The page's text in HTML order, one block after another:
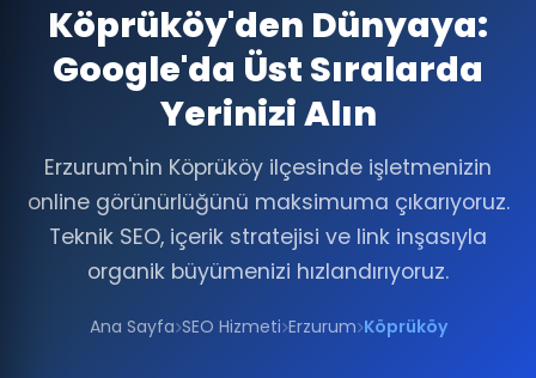
Köprüköy'den Dünyaya:
Google'da Üst Sıralarda
Yerinizi Alın
Erzurum'nin Köprüköy ilçesinde işletmenizin
online görünürlüğünü maksimuma çıkarıyoruz.
Teknik SEO, içerik stratejisi ve link inşasıyla
organik büyümenizi hızlandırıyoruz.
Ana Sayfa SEO Hizmeti Erzurum Köprüköy